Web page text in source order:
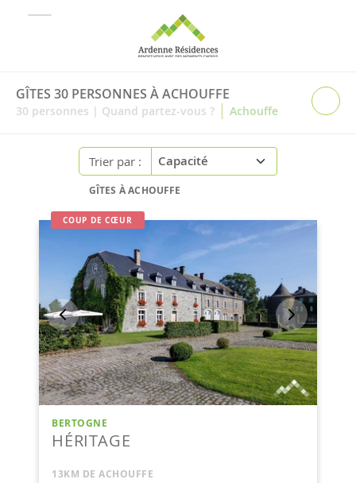
GÎTES 30 PERSONNES À ACHOUFFE
30 personnes | Quand partez-vous ? | Achouffe
Trier par :
GÎTES À ACHOUFFE